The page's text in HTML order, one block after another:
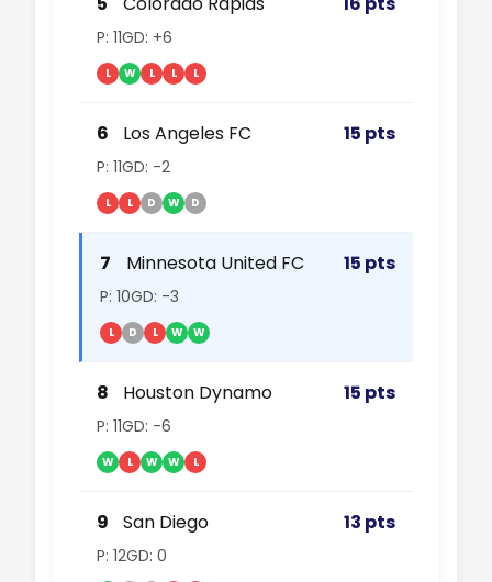
P: 11GD: +6
L W L L L
6 Los Angeles FC 15 pts
P: 11GD: -2
L L D W D
7 Minnesota United FC 15 pts
P: 10GD: -3
L D L W W
8 Houston Dynamo 15 pts
P: 11GD: -6
W L W W L
9 San Diego 13 pts
P: 12GD: 0